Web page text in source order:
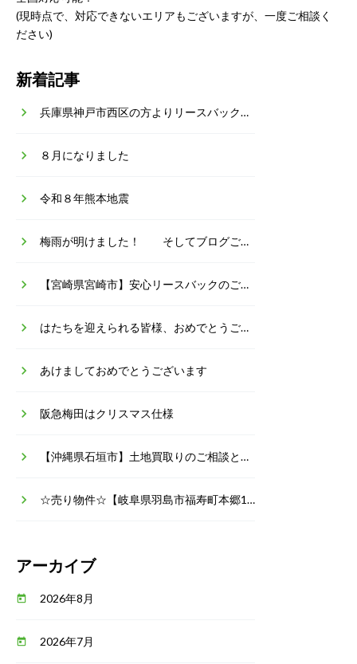
(現時点で、対応できないエリアもございますが、一度ご相談く
ださい)
新着記事
keyboard_arrow_right 兵庫県神戸市西区の方よりリースバックのご相談
keyboard_arrow_right ８月になりました
keyboard_arrow_right 令和８年熊本地震
keyboard_arrow_right 梅雨が明けました！ そしてブログご無沙汰していました！
keyboard_arrow_right 【宮崎県宮崎市】安心リースバックのご相談・ご依頼
keyboard_arrow_right はたちを迎えられる皆様、おめでとうございます
keyboard_arrow_right あけましておめでとうございます
keyboard_arrow_right 阪急梅田はクリスマス仕様
keyboard_arrow_right 【沖縄県石垣市】土地買取りのご相談とご依頼
keyboard_arrow_right ☆売り物件☆【岐阜県羽島市福寿町本郷1丁目 価格2,050万円 中古戸建】
アーカイブ
today 2026年8月
today 2026年7月